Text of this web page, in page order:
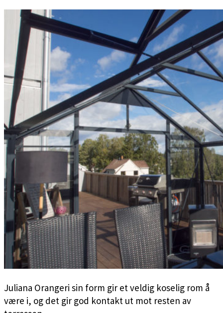
Juliana Orangeri sin form gir et veldig koselig rom å
være i, og det gir god kontakt ut mot resten av